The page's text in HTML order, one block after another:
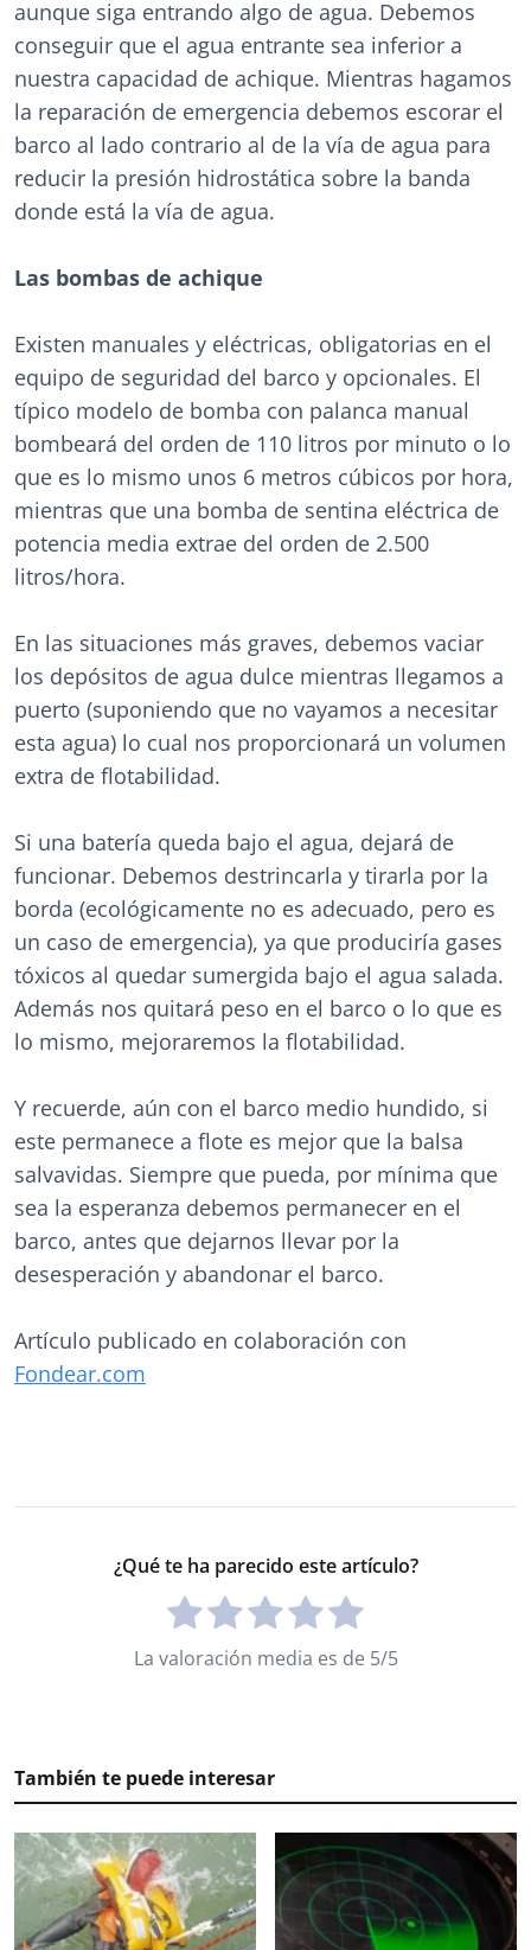
aunque siga entrando algo de agua. Debemos
conseguir que el agua entrante sea inferior a
nuestra capacidad de achique. Mientras hagamos
la reparación de emergencia debemos escorar el
barco al lado contrario al de la vía de agua para
reducir la presión hidrostática sobre la banda
donde está la vía de agua.
Las bombas de achique
Existen manuales y eléctricas, obligatorias en el
equipo de seguridad del barco y opcionales. El
típico modelo de bomba con palanca manual
bombeará del orden de 110 litros por minuto o lo
que es lo mismo unos 6 metros cúbicos por hora,
mientras que una bomba de sentina eléctrica de
potencia media extrae del orden de 2.500
litros/hora.
En las situaciones más graves, debemos vaciar
los depósitos de agua dulce mientras llegamos a
puerto (suponiendo que no vayamos a necesitar
esta agua) lo cual nos proporcionará un volumen
extra de flotabilidad.
Si una batería queda bajo el agua, dejará de
funcionar. Debemos destrincarla y tirarla por la
borda (ecológicamente no es adecuado, pero es
un caso de emergencia), ya que produciría gases
tóxicos al quedar sumergida bajo el agua salada.
Además nos quitará peso en el barco o lo que es
lo mismo, mejoraremos la flotabilidad.
Y recuerde, aún con el barco medio hundido, si
este permanece a flote es mejor que la balsa
salvavidas. Siempre que pueda, por mínima que
sea la esperanza debemos permanecer en el
barco, antes que dejarnos llevar por la
desesperación y abandonar el barco.
Artículo publicado en colaboración con
Fondear.com
¿Qué te ha parecido este artículo?
La valoración media es de 5/5
También te puede interesar